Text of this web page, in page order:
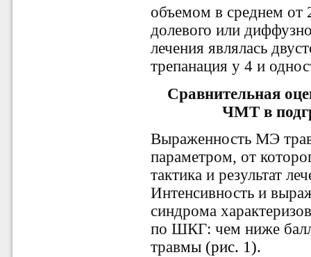
объемом в среднем от
долевого или
лечения являлась
трепанация у 4 и
Сравнительная
ЧМТ в
Выраженность МЭ
параметром, от
тактика и результат
Интенсивность и
синдрома
по ШКГ: чем ниже
травмы (рис. 1).